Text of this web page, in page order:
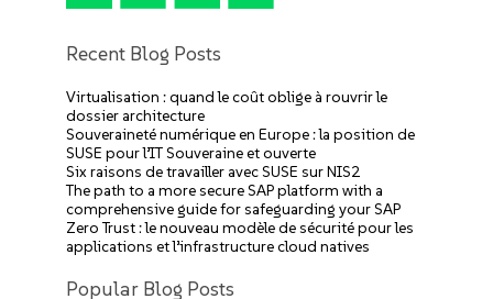
Recent Blog Posts
Virtualisation : quand le coût oblige à rouvrir le
dossier architecture
Souveraineté numérique en Europe : la position de
SUSE pour l’IT Souveraine et ouverte
Six raisons de travailler avec SUSE sur NIS2
The path to a more secure SAP platform with a
comprehensive guide for safeguarding your SAP
Zero Trust : le nouveau modèle de sécurité pour les
applications et l’infrastructure cloud natives
Popular Blog Posts